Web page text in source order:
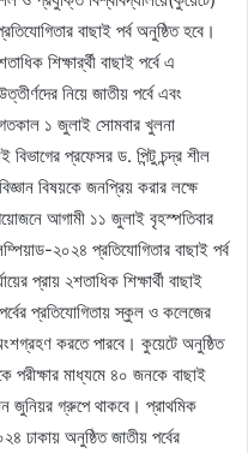
বাছাই পর্ব অনুষ্ঠিত হবে।
শিক্ষার্র্থী বাছাই পর্বে এ
নিয়ে জাতীয় পর্বে এবং
১ জুলাই সোমবার খুলনা
প্রফেসর ড. পিন্টু চন্দ্র শীল
বিষয়কে জনপ্রিয় করার লক্ষে
আগামী ১১ জুলাই বৃহস্পতিবার
২০২৪ প্রতিযোগিতার বাছাই পর্ব
প্রায় ২শতাধিক শিক্ষার্থী বাছাই
প্রতিযোগিতায় স্কুল ও কলেজের
করতে পারবে। কুয়েটে অনুষ্ঠিত
পরীক্ষার মাধ্যমে ৪০ জনকে বাছাই
গ্রুপে থাকবে। প্রাথমিক
ঢাকায় অনুষ্ঠিত জাতীয় পর্বের